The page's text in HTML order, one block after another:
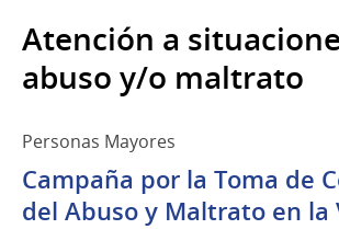
Atención a
abuso y/o maltrato
Personas Mayores
Campaña por la Toma de
del Abuso y Maltrato en la